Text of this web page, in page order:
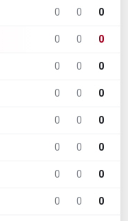
0 0 0
0 0 0
0 0 0
0 0 0
0 0 0
0 0 0
0 0 0
0 0 0